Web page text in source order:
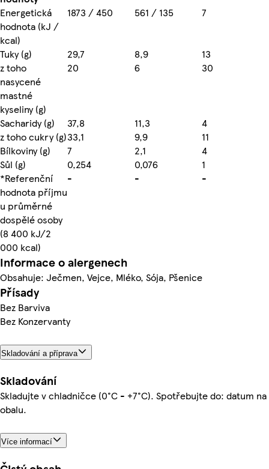
Energetická
hodnota (kJ /
kcal)
1873 / 450 561 / 135 7
Tuky (g) 29,7 8,9
13
z toho
nasycené
mastné
kyseliny (g)
20 6 30
Sacharidy (g) 37,8 11,3
4
z toho cukry (g)33,1 9,9
11
Bílkoviny (g)
7 2,1
4
Sůl (g)
0,254 0,076
1
*Referenční
hodnota příjmu
u průměrné
dospělé osoby
(8 400 kJ/2
000 kcal)
- - -
Informace o alergenech
Obsahuje: Ječmen, Vejce, Mléko, Sója, Pšenice
Přísady
Bez Barviva
Bez Konzervanty
Skladování a příprava
Skladování
Skladujte v chladničce (0°C - +7°C). Spotřebujte do: datum na
obalu.
Více informací